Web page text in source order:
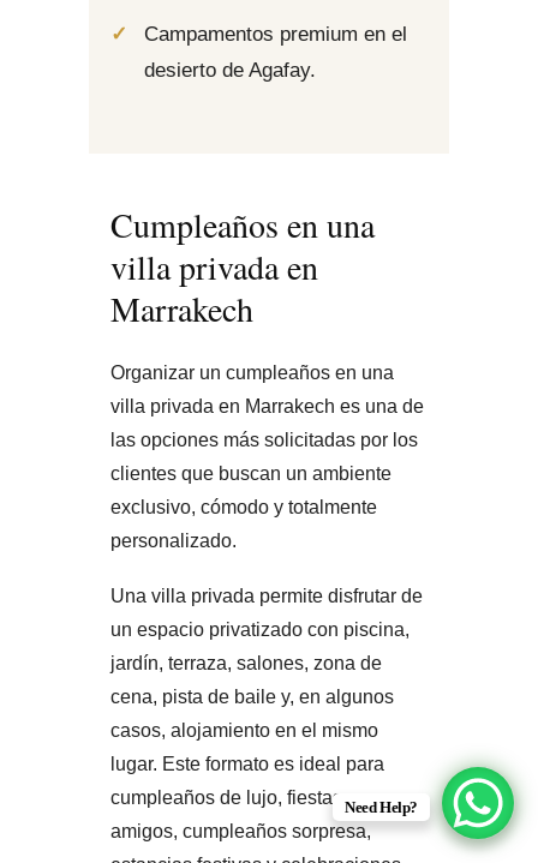
Campamentos premium en el
desierto de Agafay.
Cumpleaños en una
villa privada en
Marrakech
Organizar un cumpleaños en una
villa privada en Marrakech es una de
las opciones más solicitadas por los
clientes que buscan un ambiente
exclusivo, cómodo y totalmente
personalizado.
Una villa privada permite disfrutar de
un espacio privatizado con piscina,
jardín, terraza, salones, zona de
cena, pista de baile y, en algunos
casos, alojamiento en el mismo
lugar. Este formato es ideal para
cumpleaños de lujo, fiestas con
amigos, cumpleaños sorpresa,
Need Help?